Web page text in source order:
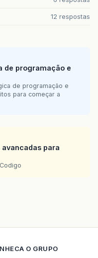
12 respostas
de programação e
de programação e
para começar a
avancadas para
O GRUPO